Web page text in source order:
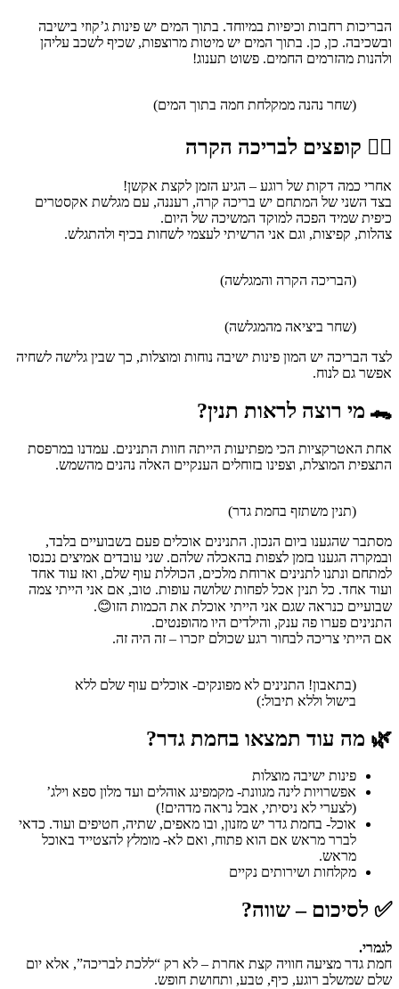
הבריכות רחבות וכיפיות במיוחד. בתוך המים יש פינות ג’קוזי בישיבה
ובשכיבה. כן, כן. בתוך המים יש מיטות מרוצפות, שכיף לשכב עליהן
ולהנות מהזרמים החמים. פשוט תענוג!
(שחר נהנה ממקלחת חמה בתוך המים)
🏊‍♀️ קופצים לבריכה הקרה
אחרי כמה דקות של רוגע – הגיע הזמן לקצת אקשן!
בצד השני של המתחם יש בריכה קרה, רעננה, עם מגלשת אקסטרים
כיפית שמיד הפכה למוקד המשיכה של היום.
צהלות, קפיצות, וגם אני הרשיתי לעצמי לשחות בכיף ולהתגלש.
(הבריכה הקרה והמגלשה)
(שחר ביציאה מהמגלשה)
לצד הבריכה יש המון פינות ישיבה נוחות ומוצלות, כך שבין גלישה לשחיה
אפשר גם לנוח.
🐊 מי רוצה לראות תנין?
אחת האטרקציות הכי מפתיעות הייתה חוות התנינים. עמדנו במרפסת
התצפית המוצלת, וצפינו בזוחלים הענקיים האלה נהנים מהשמש.
(תנין משתזף בחמת גדר)
מסתבר שהגענו ביום הנכון. התנינים אוכלים פעם בשבועיים בלבד,
ובמקרה הגענו בזמן לצפות בהאכלה שלהם. שני עובדים אמיצים נכנסו
למתחם ונתנו לתנינים ארוחת מלכים, הכוללת עוף שלם, ואז עוד אחד
ועוד אחד. כל תנין אכל לפחות שלושה עופות. טוב, אם אני הייתי צמה
שבועיים כנראה שגם אני הייתי אוכלת את הכמות הזו😊.
התנינים פערו פה ענק, והילדים היו מהופנטים.
אם הייתי צריכה לבחור רגע שכולם יזכרו – זה היה זה.
(בתאבון! התנינים לא מפונקים- אוכלים עוף שלם ללא
בישול וללא תיבול:)
🌿 מה עוד תמצאו בחמת גדר?
פינות ישיבה מוצלות
אפשרויות לינה מגוונת- מקמפינג אוהלים ועד מלון ספא וילג’
(לצערי לא ניסיתי, אבל נראה מדהים!)
אוכל- בחמת גדר יש מזנון, ובו מאפים, שתיה, חטיפים ועוד. כדאי
לברר מראש אם הוא פתוח, ואם לא- מומלץ להצטייד באוכל
מראש.
מקלחות ושירותים נקיים
✅ לסיכום – שווה?
לגמרי.
חמת גדר מציעה חוויה קצת אחרת – לא רק “ללכת לבריכה”, אלא יום
שלם שמשלב רוגע, כיף, טבע, ותחושת חופש.